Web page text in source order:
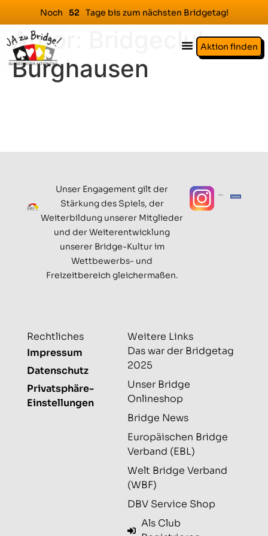
Noch 52 Tage bis zum nächsten Bridgetag!
Aktion finden
Autor:
Bridgeclub
Burghausen
Unser Engagement gilt der
Stärkung des Spiels, der
Weiterbildung unserer Mitglieder
und der Weiterentwicklung
unserer Bridge-Kultur im
Wettbewerbs- und
Freizeitbereich gleichermaßen.
Rechtliches
Impressum
Datenschutz
Privatsphäre-
Einstellungen
Weitere Links
Das war der Bridgetag
2025
Unser Bridge
Onlineshop
Bridge News
Europäischen Bridge
Verband (EBL)
Welt Bridge Verband
(WBF)
DBV Service Shop
Als Club